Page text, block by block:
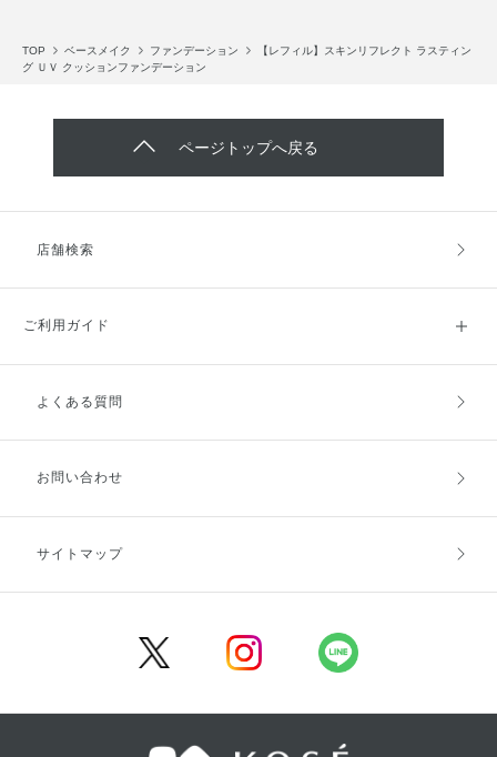
TOP ベースメイク ファンデーション
【レフィル】スキンリフレクト ラスティン
グ ＵＶ クッションファンデーション
ページトップへ戻る
店舗検索
ご利用ガイド
ご利用ガイドトップ
お支払方法
キャンセル・返品・交換
よくある質問
お問い合わせ
サイトマップ